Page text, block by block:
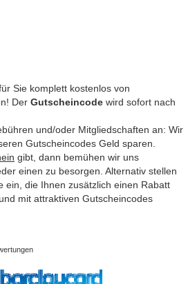
Sie komplett kostenlos von
Der Gutscheincode wird sofort nach
und/oder Mitgliedschaften an: Wir
Gutscheincodes Geld sparen.
gibt, dann bemühen wir uns
einen zu besorgen. Alternativ stellen
ein, die Ihnen zusätzlich einen Rabatt
mit attraktiven Gutscheincodes